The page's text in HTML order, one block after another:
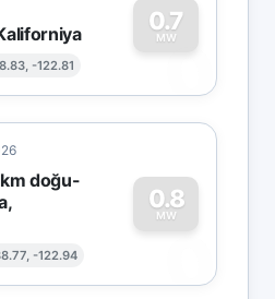
-122.81
0.7
MW
0
doğu-
-122.94
0.8
MW
0